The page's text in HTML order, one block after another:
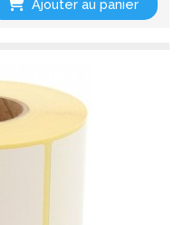
Ajouter au panier